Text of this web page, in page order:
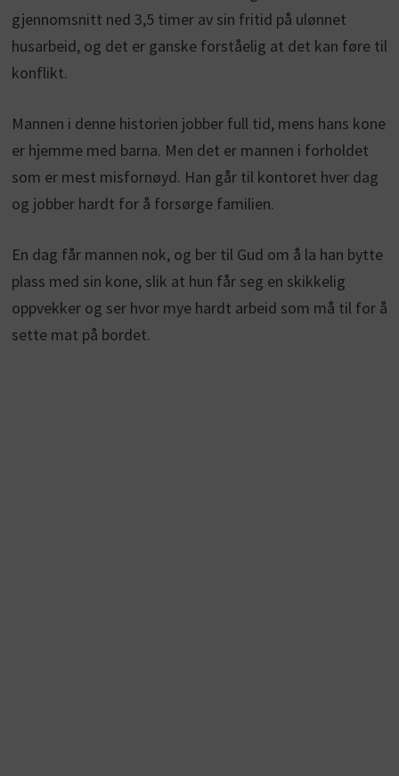
gjennomsnitt ned 3,5 timer av sin fritid på ulønnet
husarbeid, og det er ganske forståelig at det kan føre til
konflikt.
Mannen i denne historien jobber full tid, mens hans kone
er hjemme med barna. Men det er mannen i forholdet
som er mest misfornøyd. Han går til kontoret hver dag
og jobber hardt for å forsørge familien.
En dag får mannen nok, og ber til Gud om å la han bytte
plass med sin kone, slik at hun får seg en skikkelig
oppvekker og ser hvor mye hardt arbeid som må til for å
sette mat på bordet.